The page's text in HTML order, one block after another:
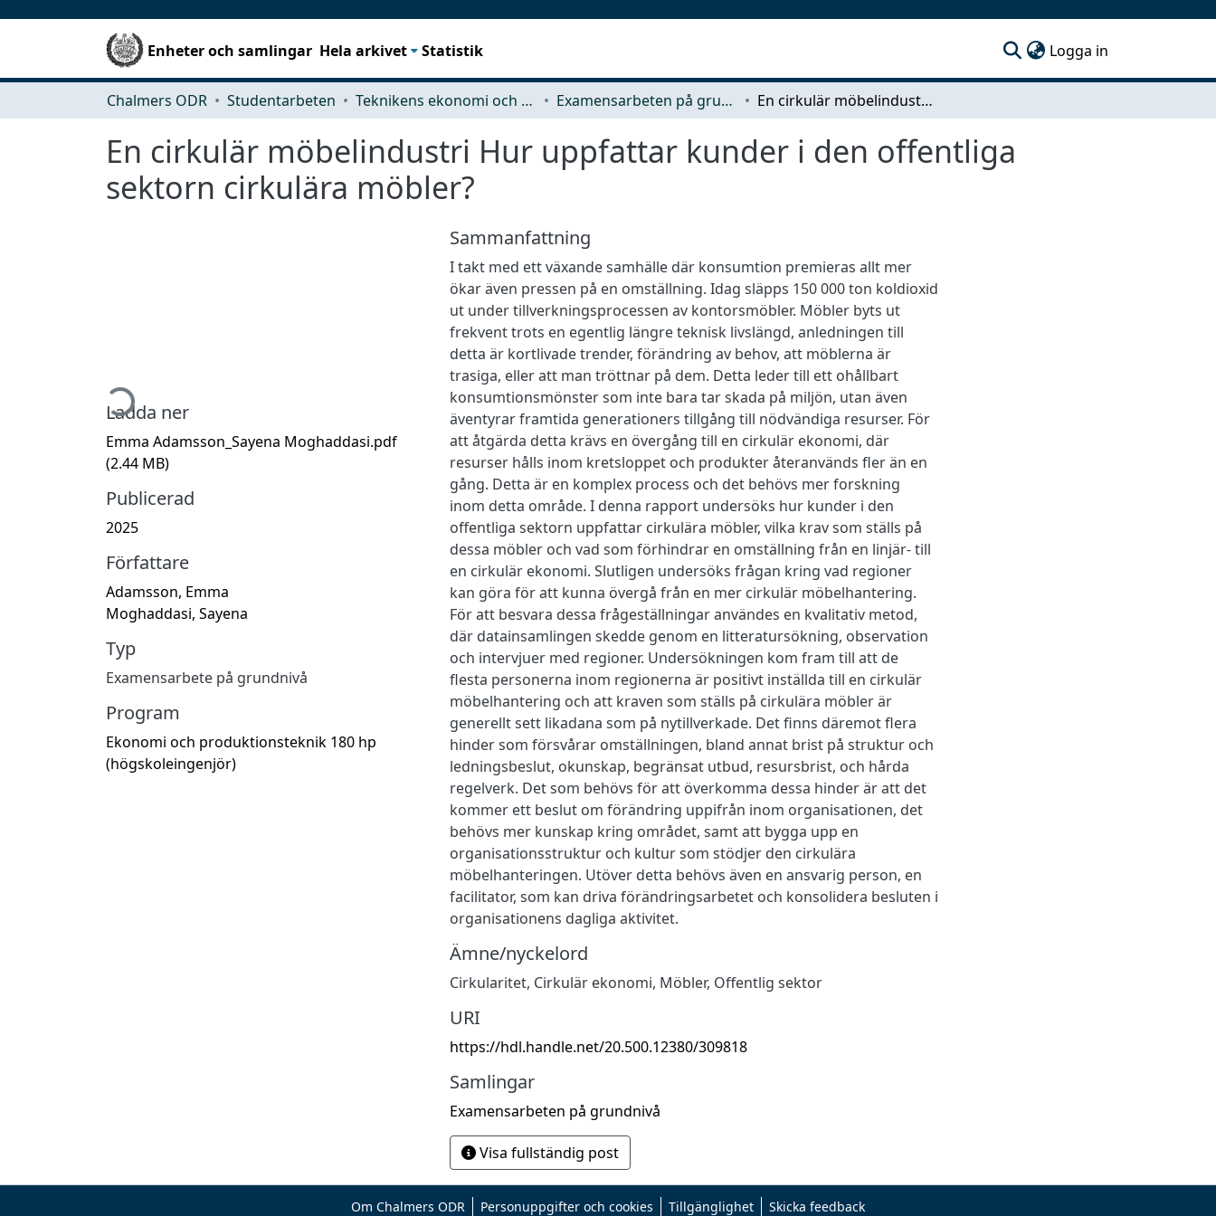
Enheter och samlingar Hela arkivet Statistik Logga in
Chalmers ODR Studentarbeten Teknikens ekonomi och organisation Examensarbeten på grundnivå En cirkulär möbelindustri Hur uppfattar kunder i den offentliga sektorn cirkulära möbler?
En cirkulär möbelindustri Hur uppfattar kunder i den offentliga
sektorn cirkulära möbler?
Hämtar...
Ladda ner
Emma Adamsson_Sayena Moghaddasi.pdf
(2.44 MB)
Publicerad
2025
Författare
Adamsson, Emma
Moghaddasi, Sayena
Typ
Examensarbete på grundnivå
Program
Ekonomi och produktionsteknik 180 hp
(högskoleingenjör)
Sammanfattning
I takt med ett växande samhälle där konsumtion premieras allt mer
ökar även pressen på en omställning. Idag släpps 150 000 ton koldioxid
ut under tillverkningsprocessen av kontorsmöbler. Möbler byts ut
frekvent trots en egentlig längre teknisk livslängd, anledningen till
detta är kortlivade trender, förändring av behov, att möblerna är
trasiga, eller att man tröttnar på dem. Detta leder till ett ohållbart
konsumtionsmönster som inte bara tar skada på miljön, utan även
äventyrar framtida generationers tillgång till nödvändiga resurser. För
att åtgärda detta krävs en övergång till en cirkulär ekonomi, där
resurser hålls inom kretsloppet och produkter återanvänds fler än en
gång. Detta är en komplex process och det behövs mer forskning
inom detta område. I denna rapport undersöks hur kunder i den
offentliga sektorn uppfattar cirkulära möbler, vilka krav som ställs på
dessa möbler och vad som förhindrar en omställning från en linjär- till
en cirkulär ekonomi. Slutligen undersöks frågan kring vad regioner
kan göra för att kunna övergå från en mer cirkulär möbelhantering.
För att besvara dessa frågeställningar användes en kvalitativ metod,
där datainsamlingen skedde genom en litteratursökning, observation
och intervjuer med regioner. Undersökningen kom fram till att de
flesta personerna inom regionerna är positivt inställda till en cirkulär
möbelhantering och att kraven som ställs på cirkulära möbler är
generellt sett likadana som på nytillverkade. Det finns däremot flera
hinder som försvårar omställningen, bland annat brist på struktur och
ledningsbeslut, okunskap, begränsat utbud, resursbrist, och hårda
regelverk. Det som behövs för att överkomma dessa hinder är att det
kommer ett beslut om förändring uppifrån inom organisationen, det
behövs mer kunskap kring området, samt att bygga upp en
organisationsstruktur och kultur som stödjer den cirkulära
möbelhanteringen. Utöver detta behövs även en ansvarig person, en
facilitator, som kan driva förändringsarbetet och konsolidera besluten i
organisationens dagliga aktivitet.
Ämne/nyckelord
Cirkularitet, Cirkulär ekonomi, Möbler, Offentlig sektor
URI
https://hdl.handle.net/20.500.12380/309818
Samlingar
Examensarbeten på grundnivå
Visa fullständig post
Om Chalmers ODR Personuppgifter och cookies Tillgänglighet Skicka feedback